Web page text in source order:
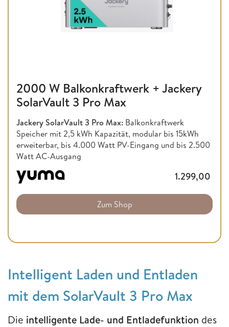
2000 W Balkonkraftwerk + Jackery
SolarVault 3 Pro Max
Jackery SolarVault 3 Pro Max: Balkonkraftwerk
Speicher mit 2,5 kWh Kapazität, modular bis 15kWh
erweiterbar, bis 4.000 Watt PV-Eingang und bis 2.500
Watt AC-Ausgang
1.299,00
Zum Shop
Intelligent Laden und Entladen
mit dem SolarVault 3 Pro Max
Die intelligente Lade- und Entladefunktion des